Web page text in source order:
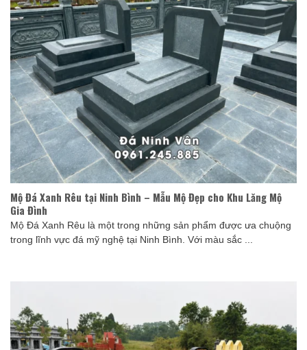
Mộ Đá Xanh Rêu tại Ninh Bình – Mẫu Mộ Đẹp cho Khu Lăng Mộ
Gia Đình
Mộ Đá Xanh Rêu là một trong những sản phẩm được ưa chuộng
trong lĩnh vực đá mỹ nghệ tại Ninh Bình. Với màu sắc ...